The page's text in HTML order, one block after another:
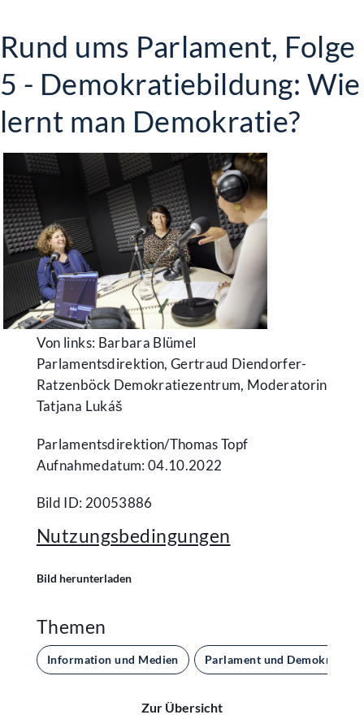
Rund ums Parlament, Folge
5 - Demokratiebildung: Wie
lernt man Demokratie?
Von links: Barbara Blümel
Parlamentsdirektion, Gertraud Diendorfer-
Ratzenböck Demokratiezentrum, Moderatorin
Tatjana Lukáš
Parlamentsdirektion/​Thomas Topf
Aufnahmedatum: 04.10.2022
Bild ID: 20053886
Nutzungsbedingungen
Bild herunterladen
Themen
Information und Medien Parlament und Demokratie
Zur Übersicht